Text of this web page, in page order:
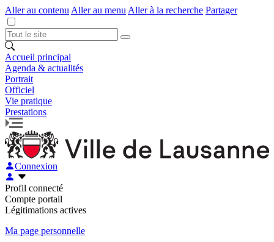
Aller au contenu Aller au menu Aller à la recherche Partager
Accueil principal
Agenda & actualités
Portrait
Officiel
Vie pratique
Prestations
Connexion
Profil connecté
Compte portail
Légitimations actives
Ma page personnelle